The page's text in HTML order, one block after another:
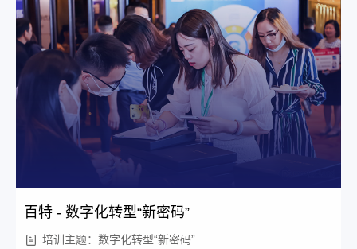
百特 - 数字化转型“新密码”
培训主题：数字化转型“新密码”